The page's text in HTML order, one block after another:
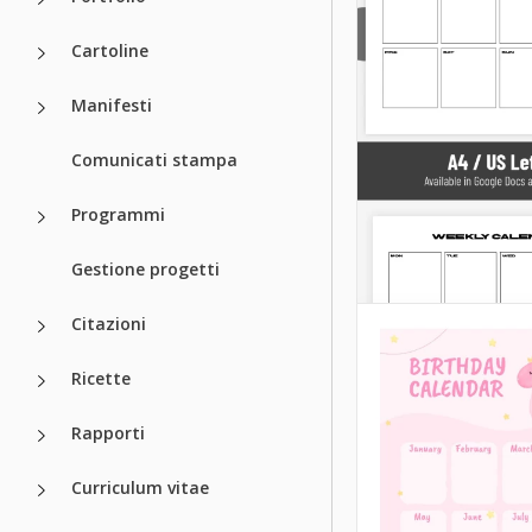
Cartoline
Manifesti
Comunicati stampa
Programmi
Gestione progetti
Citazioni
Ricette
Rapporti
Curriculum vitae
Modello di
calendario